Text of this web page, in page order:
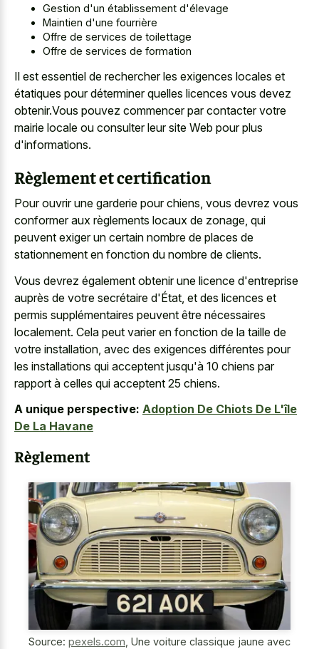
Gestion d'un établissement d'élevage
Maintien d'une fourrière
Offre de services de toilettage
Offre de services de formation
Il est essentiel de rechercher les exigences locales et
étatiques pour déterminer quelles licences vous devez
obtenir.Vous pouvez commencer par contacter votre
mairie locale ou consulter leur site Web pour plus
d'informations.
Règlement et certification
Pour ouvrir une garderie pour chiens, vous devrez vous
conformer aux règlements locaux de zonage, qui
peuvent exiger un certain nombre de places de
stationnement en fonction du nombre de clients.
Vous devrez également obtenir une licence d'entreprise
auprès de votre secrétaire d'État, et des licences et
permis supplémentaires peuvent être nécessaires
localement. Cela peut varier en fonction de la taille de
votre installation, avec des exigences différentes pour
les installations qui acceptent jusqu'à 10 chiens par
rapport à celles qui acceptent 25 chiens.
A unique perspective: Adoption De Chiots De L'île
De La Havane
Règlement
Source: pexels.com Une voiture classique jaune avec